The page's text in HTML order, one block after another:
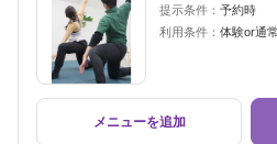
提示条件： 予約時
利用条件： 体験or通
メニューを追加